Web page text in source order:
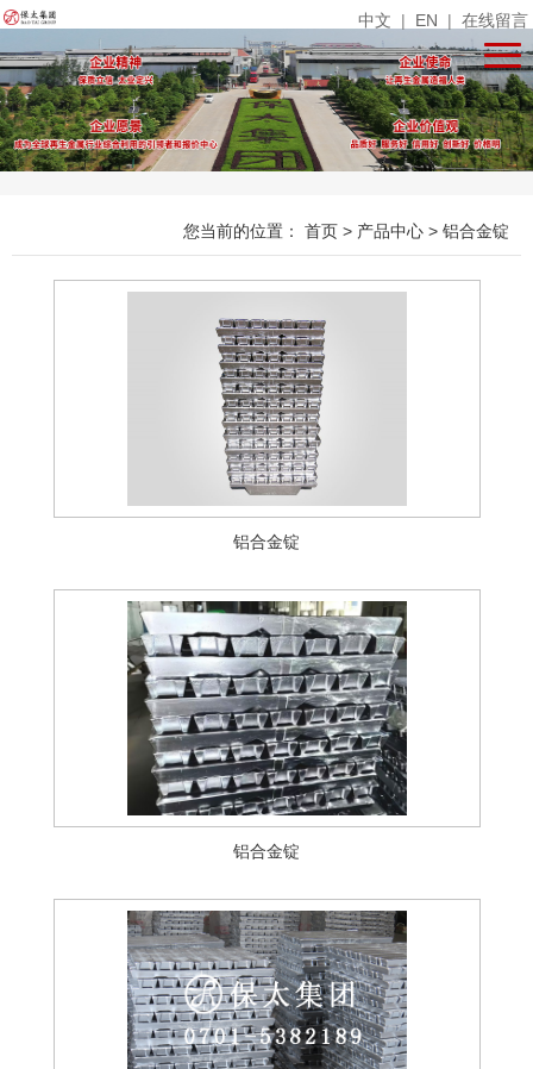
中文 | EN | 在线留言
您当前的位置： 首页 > 产品中心 > 铝合金锭
铝合金锭
铝合金锭